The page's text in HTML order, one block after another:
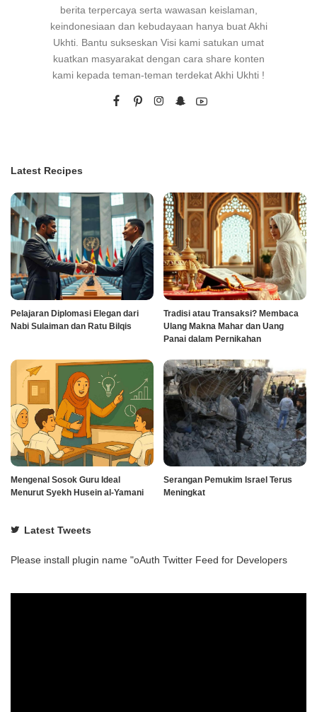
berita terpercaya serta wawasan keislaman,
keindonesiaan dan kebudayaan hanya buat Akhi
Ukhti. Bantu sukseskan Visi kami satukan umat
kuatkan masyarakat dengan cara share konten
kami kepada teman-teman terdekat Akhi Ukhti !
Latest Recipes
Pelajaran Diplomasi Elegan dari
Nabi Sulaiman dan Ratu Bilqis
Tradisi atau Transaksi? Membaca
Ulang Makna Mahar dan Uang
Panai dalam Pernikahan
Mengenal Sosok Guru Ideal
Menurut Syekh Husein al-Yamani
Serangan Pemukim Israel Terus
Meningkat
Latest Tweets
Please install plugin name "oAuth Twitter Feed for Developers